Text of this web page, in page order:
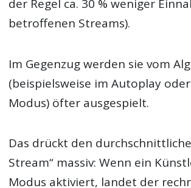
der Regel ca. 30 % weniger
betroffenen Streams).
Im Gegenzug werden sie vom
(beispielsweise im Autoplay
Modus) öfter ausgespielt.
Das drückt den
Stream“ massiv: Wenn ein
Modus aktiviert, landet der